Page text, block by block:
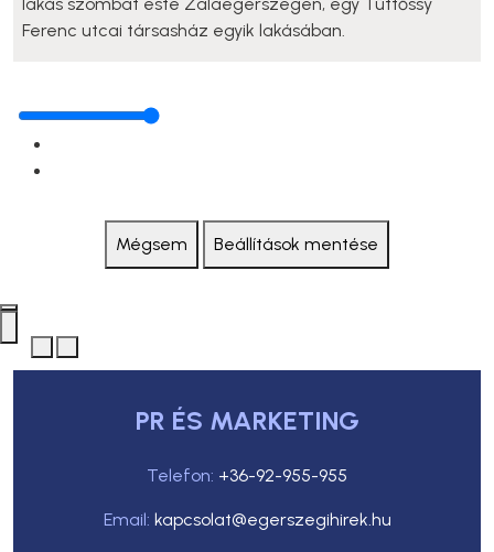
Ferenc utcai társasház egyik lakásában.
Mégsem Beállítások mentése
PR ÉS MARKETING
Telefon: +36-92-955-955
Email: kapcsolat@egerszegihirek.hu